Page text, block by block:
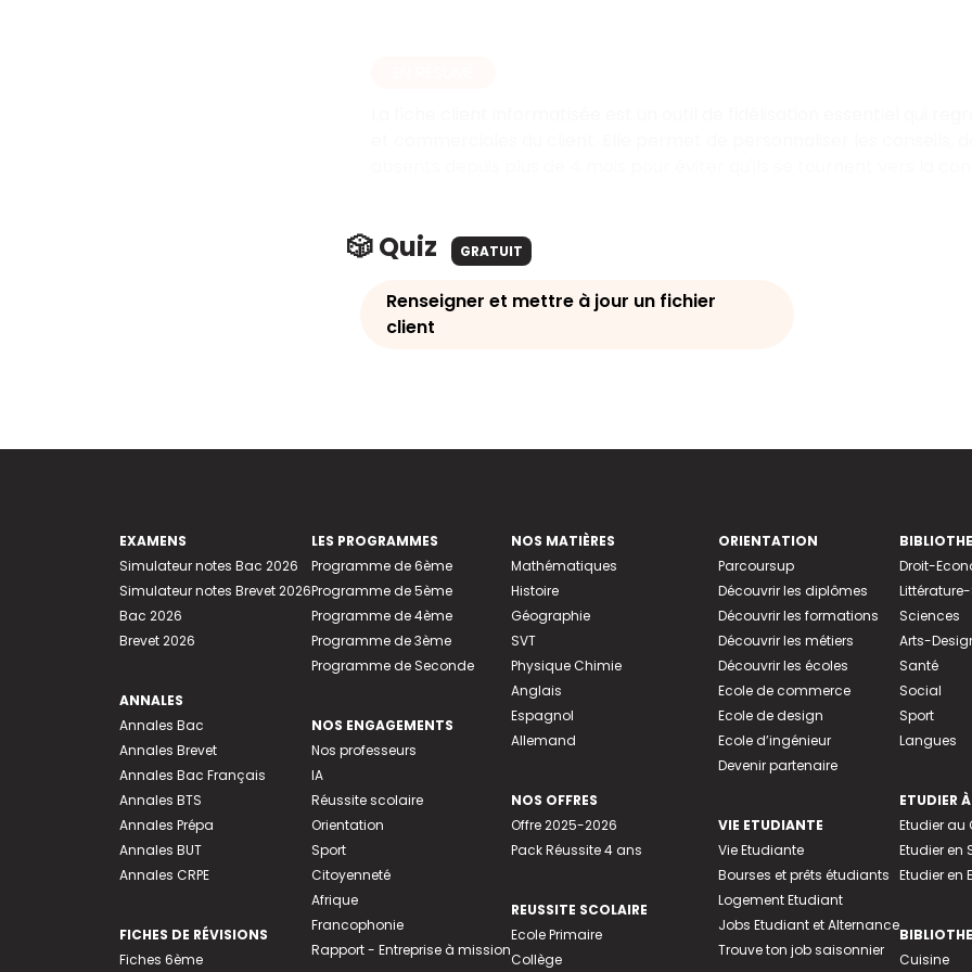
🎲 Quiz GRATUIT
Renseigner et mettre à jour un fichier
client
EXAMENS
Simulateur notes Bac 2026
Simulateur notes Brevet 2026
Bac 2026
Brevet 2026
ANNALES
Annales Bac
Annales Brevet
Annales Bac Français
Annales BTS
Annales Prépa
Annales BUT
Annales CRPE
FICHES DE RÉVISIONS
Fiches 6ème
LES PROGRAMMES
Programme de 6ème
Programme de 5ème
Programme de 4ème
Programme de 3ème
Programme de Seconde
NOS ENGAGEMENTS
Nos professeurs
IA
Réussite scolaire
Orientation
Sport
Citoyenneté
Afrique
Francophonie
Rapport - Entreprise à mission
NOS MATIÈRES
Mathématiques
Histoire
Géographie
SVT
Physique Chimie
Anglais
Espagnol
Allemand
NOS OFFRES
Offre 2025-2026
Pack Réussite 4 ans
REUSSITE SCOLAIRE
Ecole Primaire
Collège
ORIENTATION
Parcoursup
Découvrir les diplômes
Découvrir les formations
Découvrir les métiers
Découvrir les écoles
Ecole de commerce
Ecole de design
Ecole d’ingénieur
Devenir partenaire
VIE ETUDIANTE
Vie Etudiante
Bourses et prêts étudiants
Logement Etudiant
Jobs Etudiant et Alternance
Trouve ton job saisonnier
Droit-
Sciences
Arts-
Santé
Social
Sport
Langues
ETUDIER
Etudier
Etudier en
Etudier en
Cuisine